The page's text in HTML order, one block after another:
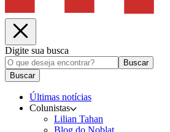
Digite sua busca
Buscar
Buscar
Últimas notícias
Colunistas
Lilian Tahan